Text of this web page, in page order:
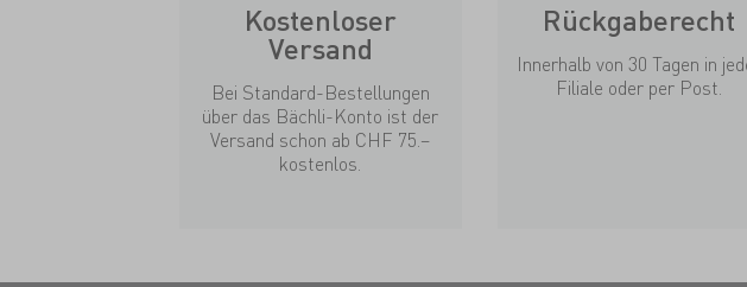
Kostenloser
Versand
Bei Standard-Bestellungen
über das Bächli-Konto ist der
Versand schon ab CHF 75.–
kostenlos.
Rückgaberecht
Innerhalb von 30 Tagen in
Filiale oder per Post.